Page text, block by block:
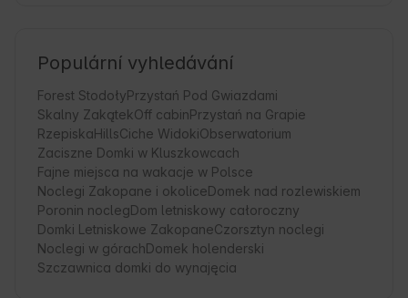
Populární vyhledávání
Forest StodołyPrzystań Pod Gwiazdami
Skalny ZakątekOff cabinPrzystań na Grapie
RzepiskaHillsCiche WidokiObserwatorium
Zaciszne Domki w Kluszkowcach
Fajne miejsca na wakacje w Polsce
Noclegi Zakopane i okoliceDomek nad rozlewiskiem
Poronin noclegDom letniskowy całoroczny
Domki Letniskowe ZakopaneCzorsztyn noclegi
Noclegi w górachDomek holenderski
Szczawnica domki do wynajęcia